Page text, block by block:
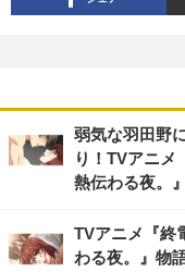
弱気な羽田野
り！TVアニメ
熱伝わる夜。
TVアニメ『終
わる夜。』物